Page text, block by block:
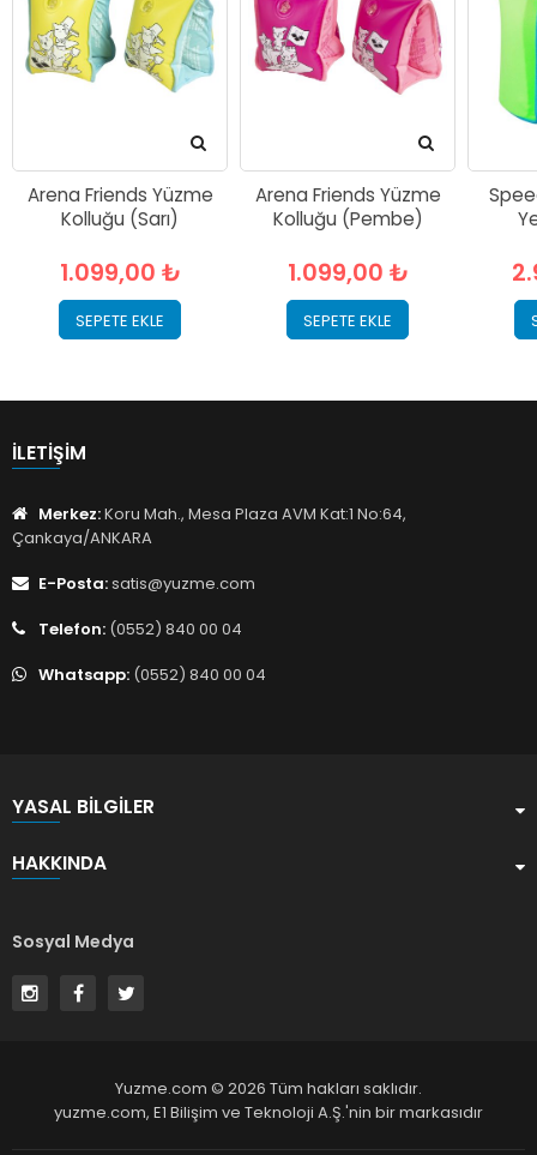
Arena Friends Yüzme
Kolluğu (Sarı)
1.099,00 ₺
SEPETE EKLE
Arena Friends Yüzme
Kolluğu (Pembe)
1.099,00 ₺
SEPETE EKLE
İLETIŞIM
Merkez:Koru Mah., Mesa Plaza AVM Kat:1 No:64,
Çankaya/ANKARA
E-Posta:satis@yuzme.com
Telefon: (0552) 840 00 04
Whatsapp: (0552) 840 00 04
YASAL BILGILER
HAKKINDA
Sosyal Medya
Yuzme.com © 2026 Tüm hakları saklıdır.
yuzme.com, E1 Bilişim ve Teknoloji A.Ş.'nin bir markasıdır